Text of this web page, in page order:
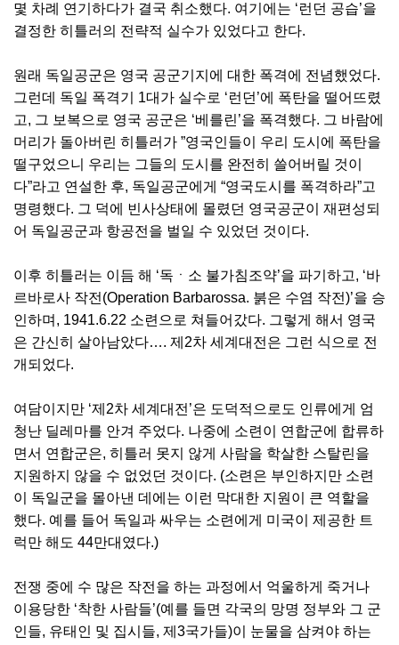
몇 차례 연기하다가 결국 취소했다. 여기에는 ‘런던 공습’을
결정한 히틀러의 전략적 실수가 있었다고 한다.
원래 독일공군은 영국 공군기지에 대한 폭격에 전념했었다.
그런데 독일 폭격기 1대가 실수로 ‘런던’에 폭탄을 떨어뜨렸
고, 그 보복으로 영국 공군은 ‘베를린’을 폭격했다. 그 바람에
머리가 돌아버린 히틀러가 ”영국인들이 우리 도시에 폭탄을
떨구었으니 우리는 그들의 도시를 완전히 쓸어버릴 것이
다”라고 연설한 후, 독일공군에게 “영국도시를 폭격하라”고
명령했다. 그 덕에 빈사상태에 몰렸던 영국공군이 재편성되
어 독일공군과 항공전을 벌일 수 있었던 것이다.
이후 히틀러는 이듬 해 ‘독ㆍ소 불가침조약’을 파기하고, ‘바
르바로사 작전(Operation Barbarossa. 붉은 수염 작전)’을 승
인하며, 1941.6.22 소련으로 쳐들어갔다. 그렇게 해서 영국
은 간신히 살아남았다…. 제2차 세계대전은 그런 식으로 전
개되었다.
여담이지만 ‘제2차 세계대전’은 도덕적으로도 인류에게 엄
청난 딜레마를 안겨 주었다. 나중에 소련이 연합군에 합류하
면서 연합군은, 히틀러 못지 않게 사람을 학살한 스탈린을
지원하지 않을 수 없었던 것이다. (소련은 부인하지만 소련
이 독일군을 몰아낸 데에는 이런 막대한 지원이 큰 역할을
했다. 예를 들어 독일과 싸우는 소련에게 미국이 제공한 트
럭만 해도 44만대였다.)
전쟁 중에 수 많은 작전을 하는 과정에서 억울하게 죽거나
이용당한 ‘착한 사람들’(예를 들면 각국의 망명 정부와 그 군
인들, 유태인 및 집시들, 제3국가들)이 눈물을 삼켜야 하는